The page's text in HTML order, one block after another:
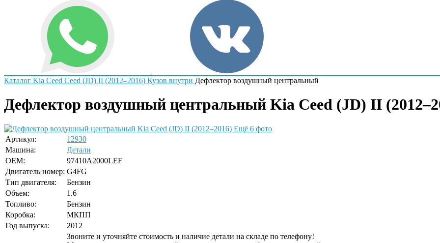
Каталог Kia Ceed Ceed (JD) II (2012–2016) Кузов внутри Дефлектор воздушный центральный
Дефлектор воздушный центральный Kia Ceed (JD) II
Ещё 6 фото
Артикул:
12930
Машина:
Детали
OEM:
97410A2000LEF
Двигатель номер: G4FG
Тип двигателя:
Бензин
Объем:
1.6
Топливо:
Бензин
Коробка:
МКПП
Год выпуска:
2012
Звоните и уточняйте стоимость и наличие детали на складе по телефону!